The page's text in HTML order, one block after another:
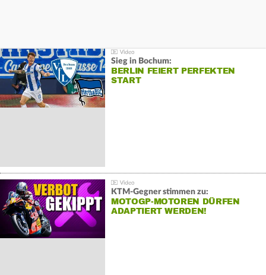
Sieg in Bochum:
BERLIN FEIERT PERFEKTEN
START
KTM-Gegner stimmen zu:
MOTOGP-MOTOREN DÜRFEN
ADAPTIERT WERDEN!